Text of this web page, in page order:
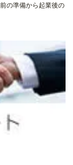
の準備から起業後の